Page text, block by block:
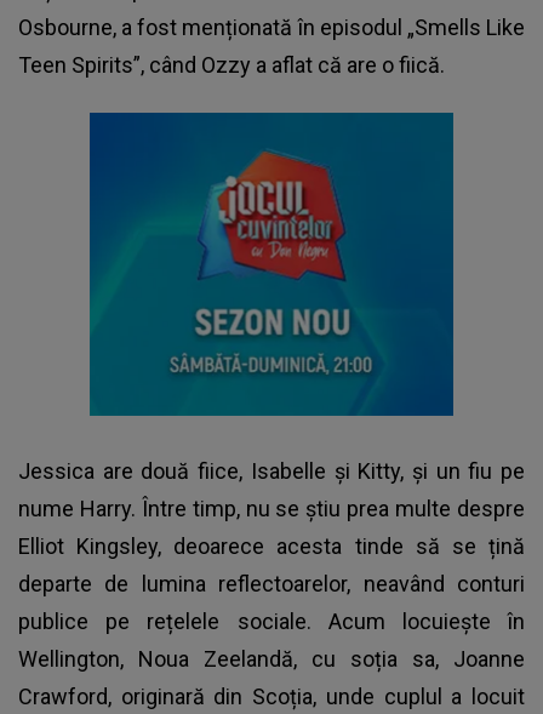
Osbourne, a fost menționată în episodul „Smells Like
Teen Spirits”, când Ozzy a aflat că are o fiică.
Jessica are două fiice, Isabelle și Kitty, și un fiu pe
nume Harry. Între timp, nu se știu prea multe despre
Elliot Kingsley, deoarece acesta tinde să se țină
departe de lumina reflectoarelor, neavând conturi
publice pe rețelele sociale. Acum locuiește în
Wellington, Noua Zeelandă, cu soția sa, Joanne
Crawford, originară din Scoția, unde cuplul a locuit